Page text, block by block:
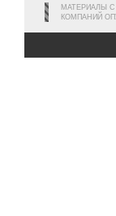
МАТЕРИАЛЫ
КОМПАНИЙ